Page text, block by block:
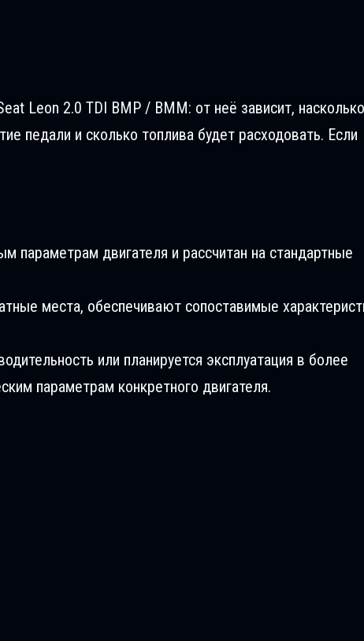
Leon 2.0 TDI BMP / BMM: от неё зависит, насколько
педали и сколько топлива будет расходовать. Если
параметрам двигателя и рассчитан на стандартные
места, обеспечивают сопоставимые
или планируется эксплуатация в более
параметрам конкретного двигателя.